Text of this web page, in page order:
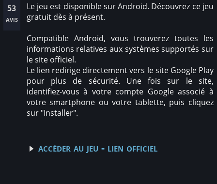
53
avis
Le jeu est disponible sur Android. Découvrez ce jeu
gratuit dès à présent.
Compatible Android, vous trouverez toutes les
informations relatives aux systèmes supportés sur
le site officiel.
Le lien redirige directement vers le site Google Play
pour plus de sécurité. Une fois sur le site,
identifiez-vous à votre compte Google associé à
votre smartphone ou votre tablette, puis cliquez
sur "Installer".
accéder au jeu - lien officiel